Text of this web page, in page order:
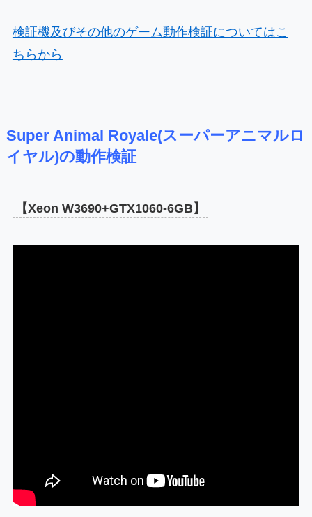
検証機及びその他のゲーム動作検証についてはこ
ちらから
Super Animal Royale(スーパーアニマルロ
イヤル)の動作検証
【Xeon W3690+GTX1060-6GB】